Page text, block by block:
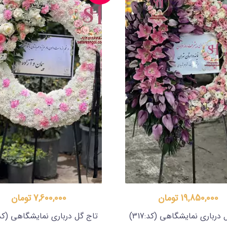
19,850,000 تومان
درباری نمایشگاهی (کد:317)
7,600,000 تومان
تاج گل درباری نمایشگاهی